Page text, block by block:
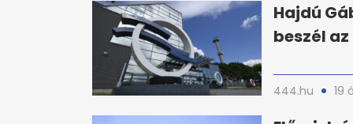
Hajdú
beszél
444.hu 19